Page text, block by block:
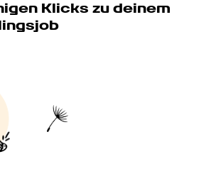
Klicks zu deinem